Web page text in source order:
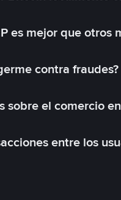
es mejor que otros
contra
sobre el comercio
entre los